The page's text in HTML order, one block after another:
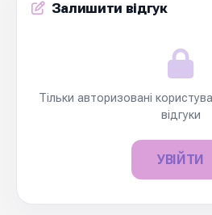
Залишити відгук
Тільки авторизовані
відгуки
УВІЙТИ